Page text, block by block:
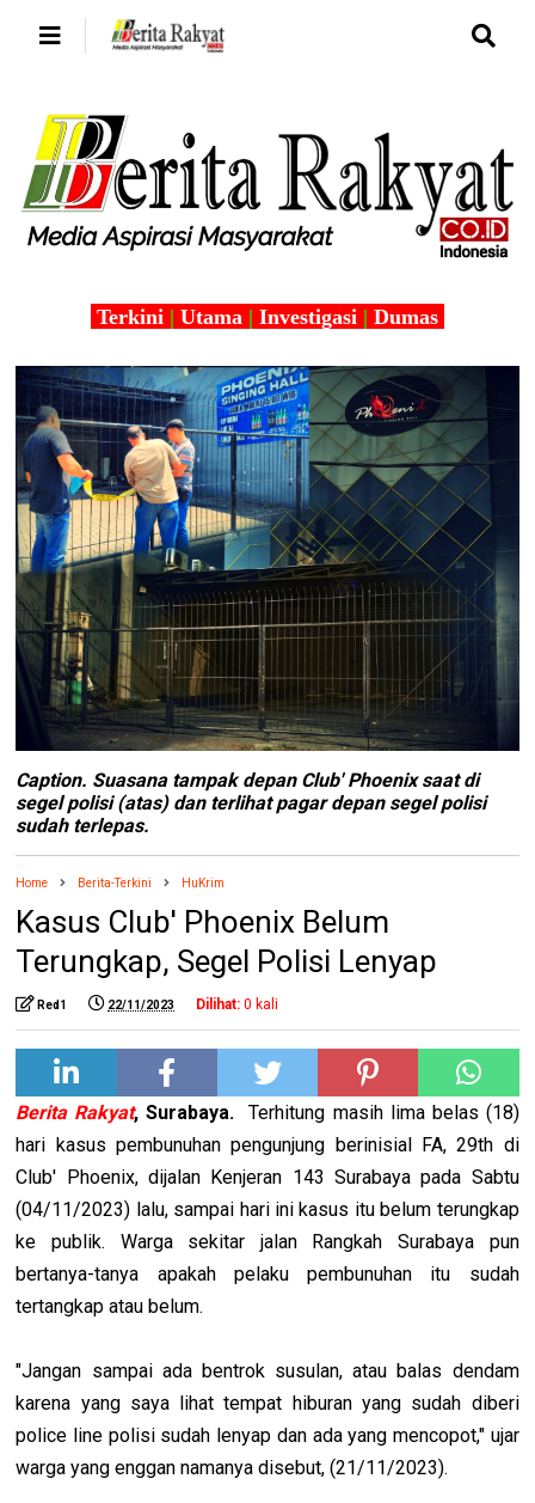
Terkini | Utama | Investigasi | Dumas
Caption. Suasana tampak depan Club' Phoenix saat di
segel polisi (atas) dan terlihat pagar depan segel polisi
sudah terlepas.
Home Berita-Terkini HuKrim
Kasus Club' Phoenix Belum
Terungkap, Segel Polisi Lenyap
Red1 22/11/2023 Dilihat: 0 kali
Berita Rakyat, Surabaya. Terhitung masih lima belas (18)
hari kasus pembunuhan pengunjung berinisial FA, 29th di
Club' Phoenix, dijalan Kenjeran 143 Surabaya pada Sabtu
(04/11/2023) lalu, sampai hari ini kasus itu belum terungkap
ke publik. Warga sekitar jalan Rangkah Surabaya pun
bertanya-tanya apakah pelaku pembunuhan itu sudah
tertangkap atau belum.
"Jangan sampai ada bentrok susulan, atau balas dendam
karena yang saya lihat tempat hiburan yang sudah diberi
police line polisi sudah lenyap dan ada yang mencopot," ujar
warga yang enggan namanya disebut, (21/11/2023).